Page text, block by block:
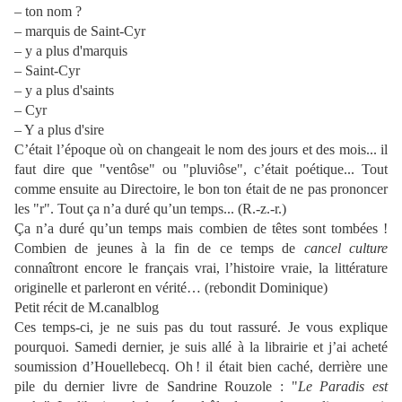
– ton nom ?
– marquis de Saint-Cyr
– y a plus d'marquis
– Saint-Cyr
– y a plus d'saints
– Cyr
– Y a plus d'sire
C’était l’époque où on changeait le nom des jours et des mois... il
faut dire que "ventôse" ou "pluviôse", c’était poétique... Tout
comme ensuite au Directoire, le bon ton était de ne pas prononcer
les "r". Tout ça n’a duré qu’un temps... (R.-z.-r.)
Ça n’a duré qu’un temps mais combien de têtes sont tombées !
Combien de jeunes à la fin de ce temps de cancel culture
connaîtront encore le français vrai, l’histoire vraie, la littérature
originelle et parleront en vérité… (rebondit Dominique)
Petit récit de M.canalblog
Ces temps-ci, je ne suis pas du tout rassuré. Je vous explique
pourquoi. Samedi dernier, je suis allé à la librairie et j’ai acheté
soumission d’Houellebecq. Oh ! il était bien caché, derrière une
pile du dernier livre de Sandrine Rouzole : "Le Paradis est